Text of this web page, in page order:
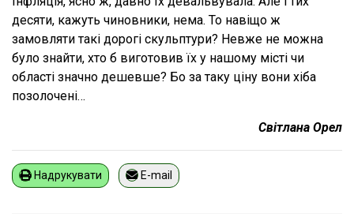
десяти, кажуть чиновники, нема. То навіщо ж
замовляти такі дорогі скульптури? Невже не можна
було знайти, хто б виготовив їх у нашому місті чи
області значно дешевше? Бо за таку ціну вони хіба
позолочені…
Світлана Орел
Надрукувати E-mail